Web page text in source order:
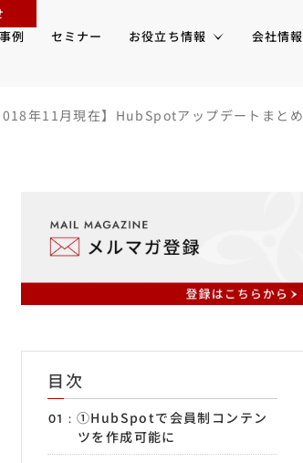
例 セミナー お役立ち情報 会社情報
年11月現在】HubSpotアップデートまとめ
目次
①HubSpotで会員制コンテン
ツを作成可能に